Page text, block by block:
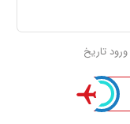
تاریخ